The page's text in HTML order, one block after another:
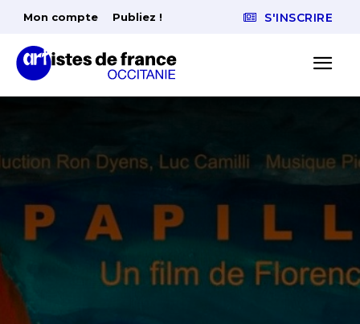
Mon compte Publiez ! S'INSCRIRE